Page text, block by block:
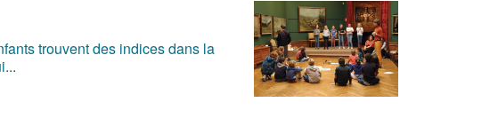
trouvent des indices dans la